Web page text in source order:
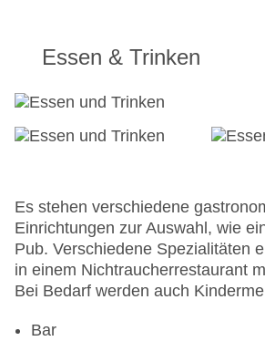
Hotelsafe
WLAN/WiFi im Hotel
Minimarkt
Anzahl der Aufzüge: 1
Gesamtanzahl der Zimmer: 137
Pools:Kinderbecken, Indoor
ohne Gebühr
Zahlungsarten: American
Visa
Essen & Trinken
Es stehen verschiedene
Einrichtungen zur Auswahl, wie
Pub. Verschiedene Spezialitäten
in einem Nichtraucherrestaurant
Bei Bedarf werden auch
Bar